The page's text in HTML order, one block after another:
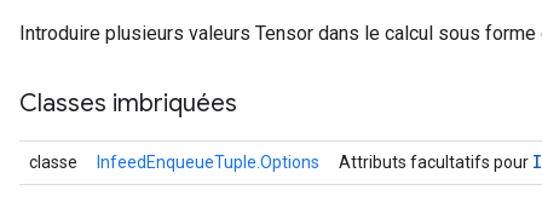
Introduire plusieurs valeurs Tensor dans le calcul sous forme
Classes imbriquées
classe InfeedEnqueueTuple.Options Attributs facultatifs pour